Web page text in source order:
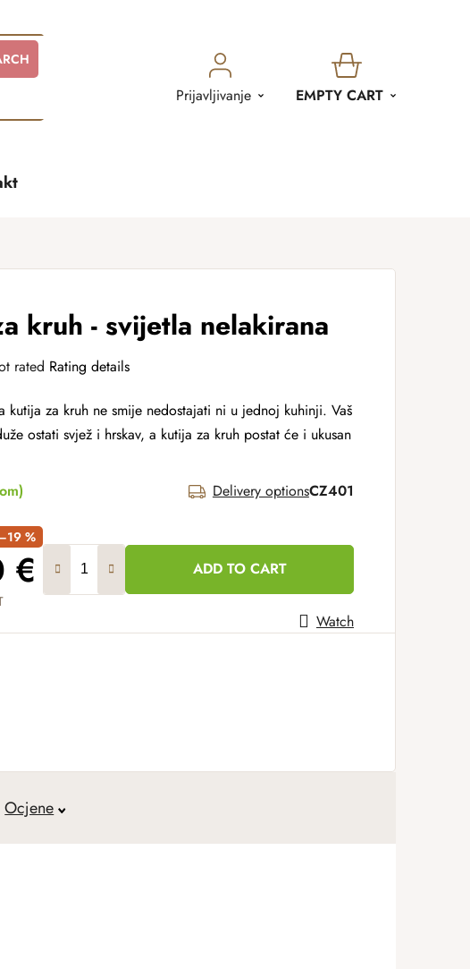
Prijavljivanje
SHOPPING
EMPTY CART
kruh - svijetla nelakirana
rated Rating details
kutija za kruh ne smije nedostajati ni u jednoj kuhinji. Vaš
ostati svjež i hrskav, a kutija za kruh postat će i ukusan
Delivery optionsCZ401
%
€ ADD TO CART
Watch
Ocjene